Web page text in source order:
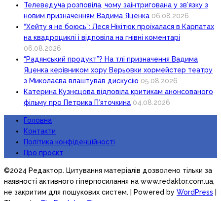
Телеведуча розповіла, чому заінтригована у зв’язку з
новим призначенням Вадима Яценка 06.08.2026
“Хейту я не боюсь”: Леся Нікітюк проїхалася в Карпатах
на квадроциклі і відповіла на гнівні коментарі
06.08.2026
“Радянський продукт”? На тлі призначення Вадима
Яценка керівником хору Верьовки хормейстер театру
з Миколаєва влаштував дискусію 05.08.2026
Катерина Кузнєцова відповіла критикам анонсованого
фільму про Петрика П’яточкина 04.08.2026
Головна
Контакти
Політика конфіденційності
Про проєкт
©2024 Редактор. Цитування матеріалів дозволено тільки за
наявності активного гіперпосилання на www.redaktor.com.ua,
не закритим для пошукових систем. | Powered by WordPress